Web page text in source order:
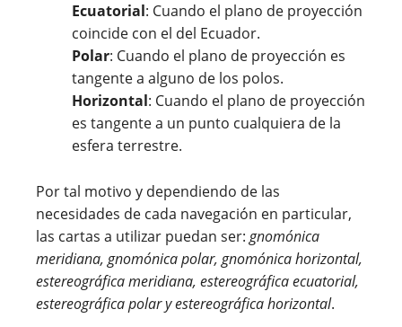
Ecuatorial: Cuando el plano de proyección
coincide con el del Ecuador.
Polar: Cuando el plano de proyección es
tangente a alguno de los polos.
Horizontal: Cuando el plano de proyección
es tangente a un punto cualquiera de la
esfera terrestre.
Por tal motivo y dependiendo de las
necesidades de cada navegación en particular,
las cartas a utilizar puedan ser: gnomónica
meridiana, gnomónica polar, gnomónica horizontal,
estereográfica meridiana, estereográfica ecuatorial,
estereográfica polar y estereográfica horizontal.